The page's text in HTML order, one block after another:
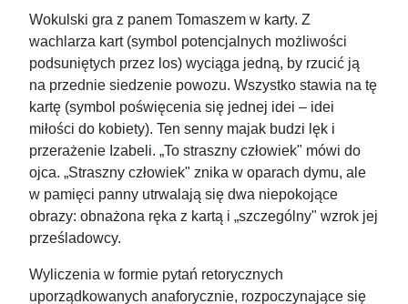
Wokulski gra z panem Tomaszem w karty. Z
wachlarza kart (symbol potencjalnych możliwości
podsuniętych przez los) wyciąga jedną, by rzucić ją
na przednie siedzenie powozu. Wszystko stawia na tę
kartę (symbol poświęcenia się jednej idei – idei
miłości do kobiety). Ten senny majak budzi lęk i
przerażenie Izabeli. „To straszny człowiek" mówi do
ojca. „Straszny człowiek" znika w oparach dymu, ale
w pamięci panny utrwalają się dwa niepokojące
obrazy: obnażona ręka z kartą i „szczególny" wzrok jej
prześladowcy.
Wyliczenia w formie pytań retorycznych
uporządkowanych anaforycznie, rozpoczynające się